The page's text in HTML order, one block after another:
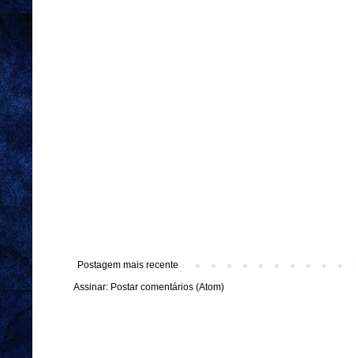
Postagem mais recente
Assinar: Postar comentários (Atom)